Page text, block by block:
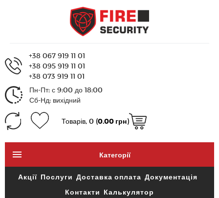
+38 067 919 11 01
+38 095 919 11 01
+38 073 919 11 01
Пн-Пт: с 9:00 до 18:00
Сб-Нд: вихідний
Товарів, 0 (0.00 грн)
Категорії
Акції Послуги Доставка оплата Документація
Контакти Калькулятор